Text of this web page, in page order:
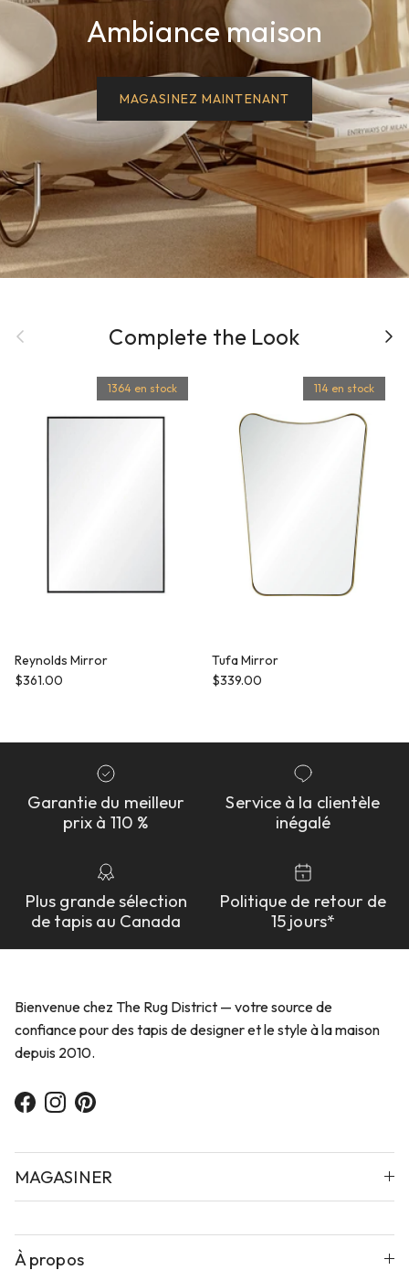
Ambiance maison
MAGASINEZ MAINTENANT
Précédent Complete the Look
1364 en stock
Reynolds Mirror
Prix habituel
$361.00
114 en stock
Tufa Mirror
Prix habituel
$339.00
Garantie du meilleur
prix à 110 %
Service à la clientèle
inégalé
Plus grande sélection
de tapis au Canada
Politique de retour de
15 jours*
Bienvenue chez The Rug District — votre source de
confiance pour des tapis de designer et le style à la maison
depuis 2010.
Facebook
InstagramPinterest
MAGASINER
À propos